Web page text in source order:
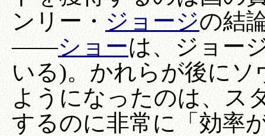
ンリー・ジョージの結
――ショーは、ジョー
いる)。かれらが後に
ようになったのは、ス
するのに非常に「効率